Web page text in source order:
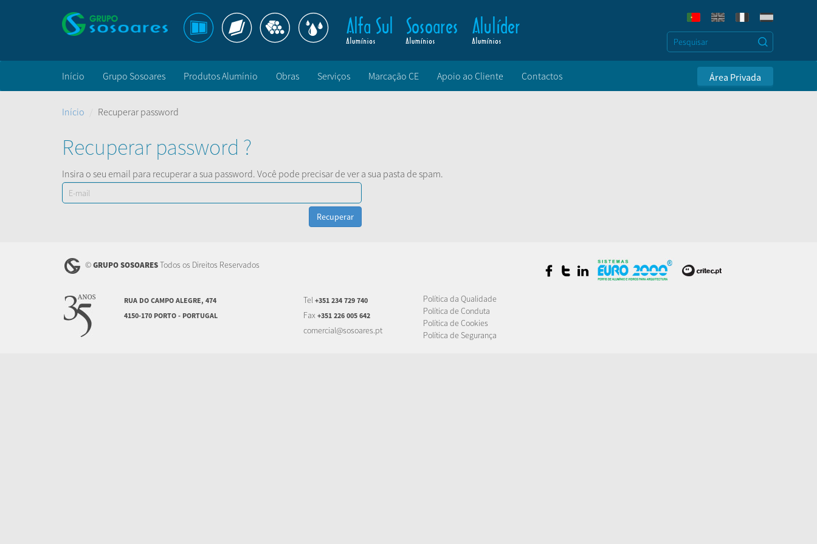
Área Privada
Início Grupo Sosoares Produtos Alumínio Obras Serviços Marcação CE Apoio ao Cliente Contactos
Início Recuperar password
Recuperar password ?
Insira o seu email para recuperar a sua password. Você pode precisar de ver a sua pasta de spam.
©GRUPO SOSOARESTodos os Direitos Reservados
RUA DO CAMPO ALEGRE, 474
4150-170 PORTO - PORTUGAL
Tel +351 234 729 740
Fax +351 226 005 642
comercial@sosoares.pt
Política da Qualidade
Política de Conduta
Política de Cookies
Política de Segurança